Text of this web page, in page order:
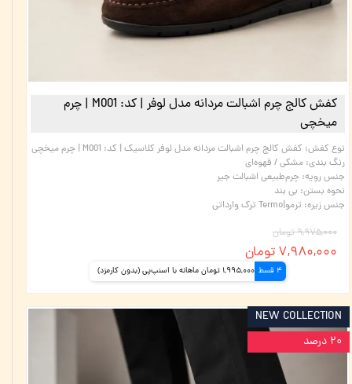
کفش کالج چرم اشبالت مردانه مدل لوفر | کد: M001 | چرم
میخچی
نوع کفش: کفش کالج چرم اشبالت مردانه مدل لوفر کلاسیک | کد: M001 | چرم میخچی
رنگ بندی: مشکی / قهوه‌ای
جنس رویه: چرم‌طبیعی اشبالت جیر
نحوه بستن: بی بند
جنس زیره: ترمو|Termo ترک وارداتی
۹,۹۷۵,۰۰۰ تومان
۷,۹۸۰,۰۰۰ تومان
4 قسط 1,995,000 تومان ماهانه با اسنپ‌پی (بدون کارمزد)
NEW COLLECTION
۲۰ درصد